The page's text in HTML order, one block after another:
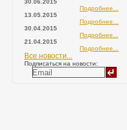
30.06.2015
Подробнее...
13.05.2015
Подробнее...
30.04.2015
Подробнее...
21.04.2015
Подробнее...
Все новости...
Подписаться на новости: